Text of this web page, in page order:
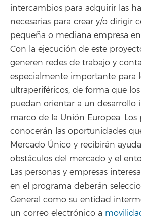
intercambios para adquirir las
necesarias para crear y/o dirigir
pequeña o mediana empresa
Con la ejecución de este
generen redes de trabajo y
especialmente importante para
ultraperiféricos, de forma que
puedan orientar a un desarrollo
marco de la Unión Europea.
conocerán las oportunidades
Mercado Único y recibirán
obstáculos del mercado y el
Las personas y empresas
en el programa deberán
General como su entidad
un correo electrónico a